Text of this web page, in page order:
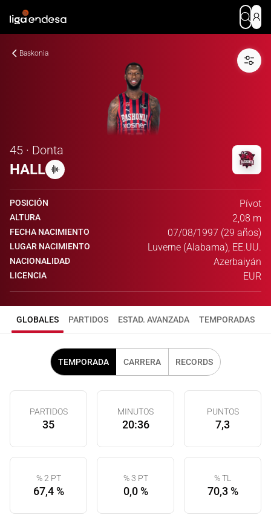
Baskonia
45 · Donta
HALL
POSICIÓN Pívot
ALTURA 2,08 m
FECHA NACIMIENTO 07/08/1997 (29 años)
LUGAR NACIMIENTO Luverne (Alabama), EE.UU.
NACIONALIDAD Azerbaiyán
LICENCIA EUR
GLOBALES PARTIDOS ESTAD. AVANZADA TEMPORADAS
TEMPORADA CARRERA RECORDS
PARTIDOS
35
MINUTOS
20:36
PUNTOS
7,3
% 2 PT
67,4 %
% 3 PT
0,0 %
% TL
70,3 %